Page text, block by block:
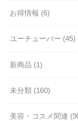
お得情報 (6)
ユーチューバー (45)
新商品 (1)
未分類 (160)
美容・コスメ関連